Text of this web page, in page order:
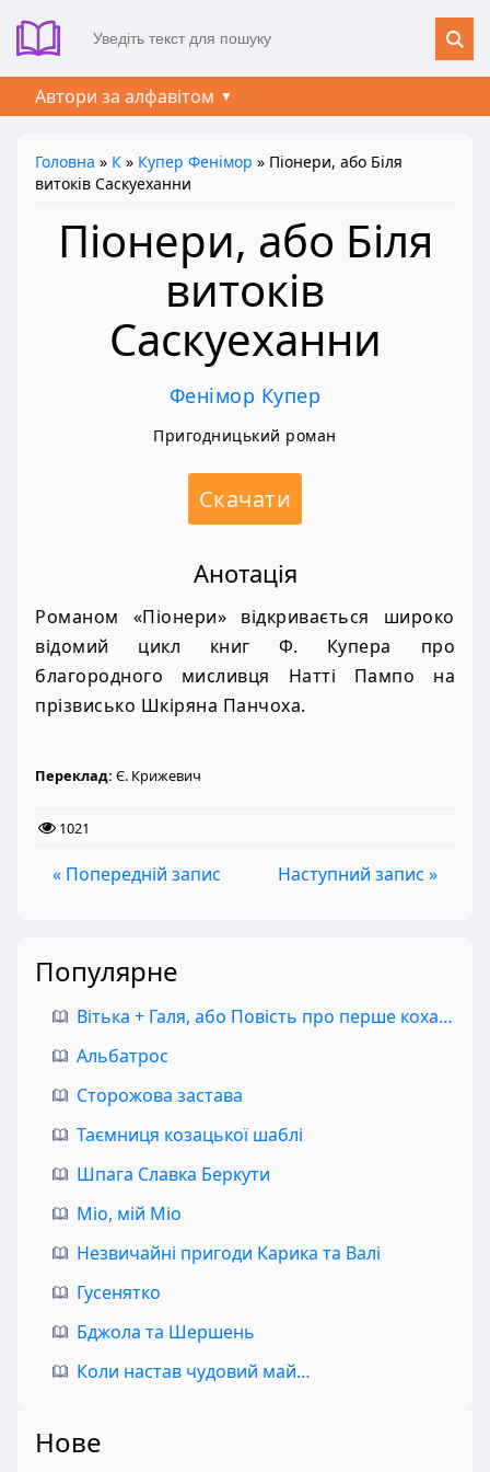
Автори за алфавітом
Головна » К » Купер Фенімор » Піонери, або Біля
витоків Саскуеханни
Піонери, або Біля
витоків
Саскуеханни
Фенімор Купер
Пригодницький роман
Скачати
Анотація
Романом «Піонери» відкривається широко
відомий цикл книг Ф. Купера про
благородного мисливця Натті Пампо на
прізвисько Шкіряна Панчоха.
Переклад: Є. Крижевич
1021
« Попередній запис Наступний запис »
Популярне
Вітька + Галя, або Повість про перше кохання
Альбатрос
Сторожова застава
Таємниця козацької шаблі
Шпага Славка Беркути
Міо, мій Міо
Незвичайні пригоди Карика та Валі
Гусенятко
Бджола та Шершень
Коли настав чудовий май…
Нове